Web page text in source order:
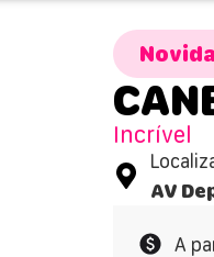
Incrível
AV
A